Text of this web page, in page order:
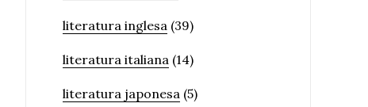
literatura inglesa (39)
literatura italiana (14)
literatura japonesa (5)